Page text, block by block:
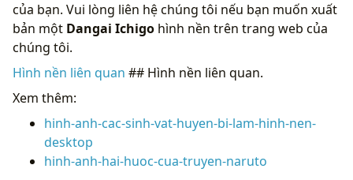
của bạn. Vui lòng liên hệ chúng tôi nếu bạn muốn xuất
bản một Dangai Ichigo hình nền trên trang web của
chúng tôi.
Hình nền liên quan ## Hình nền liên quan.
Xem thêm:
hinh-anh-cac-sinh-vat-huyen-bi-lam-hinh-nen-
desktop
hinh-anh-hai-huoc-cua-truyen-naruto